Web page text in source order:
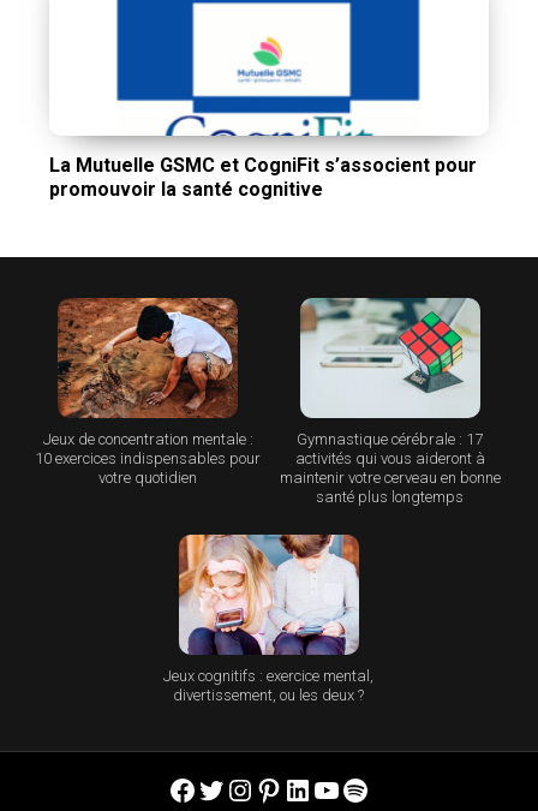
La Mutuelle GSMC et CogniFit s’associent pour
promouvoir la santé cognitive
Jeux de concentration mentale :
10 exercices indispensables pour
votre quotidien
Gymnastique cérébrale : 17
activités qui vous aideront à
maintenir votre cerveau en bonne
santé plus longtemps
Jeux cognitifs : exercice mental,
divertissement, ou les deux ?
Facebook
Twitter
Instagram
Pinterest
LinkedIn
YouTube
Spotify